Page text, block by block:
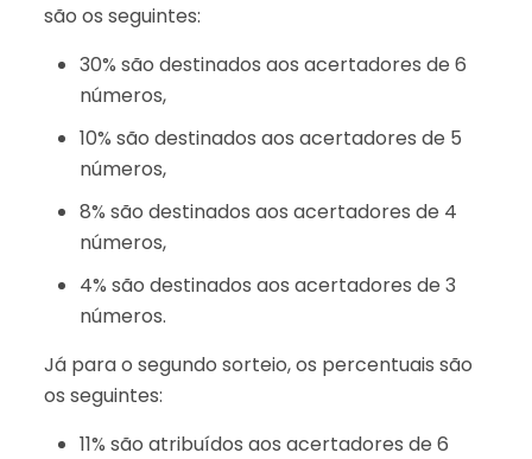
são os seguintes:
30% são destinados aos acertadores de 6
números,
10% são destinados aos acertadores de 5
números,
8% são destinados aos acertadores de 4
números,
4% são destinados aos acertadores de 3
números.
Já para o segundo sorteio, os percentuais são
os seguintes:
11% são atribuídos aos acertadores de 6